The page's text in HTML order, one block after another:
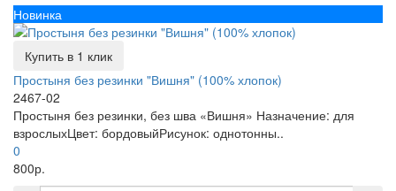
Новинка
Купить в 1 клик
Простыня без резинки "Вишня" (100% хлопок)
2467-02
Простыня без резинки, без шва «Вишня» Назначение: для
взрослыхЦвет: бордовыйРисунок: однотонны..
0
800р.